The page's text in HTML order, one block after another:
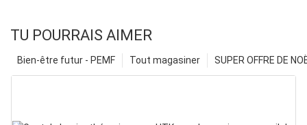
TU POURRAIS AIMER
SUPER OFFRE DE
Tout magasiner
Bien-être futur - PEMF